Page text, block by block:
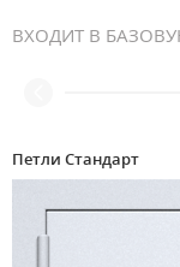
ВХОДИТ В
Петли Стандарт